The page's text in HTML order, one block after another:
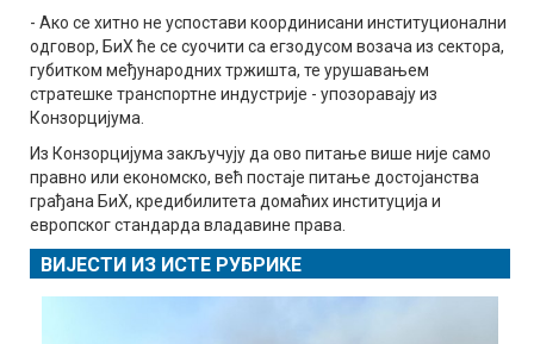
- Ако се хитно не успостави координисани институционални
одговор, БиХ ће се суочити са егзодусом возача из сектора,
губитком међународних тржишта, те урушавањем
стратешке транспортне индустрије - упозоравају из
Конзорцијума.
Из Конзорцијума закључују да ово питање више није само
правно или економско, већ постаје питање достојанства
грађана БиХ, кредибилитета домаћих институција и
европског стандарда владавине права.
ВИЈЕСТИ ИЗ ИСТЕ РУБРИКЕ